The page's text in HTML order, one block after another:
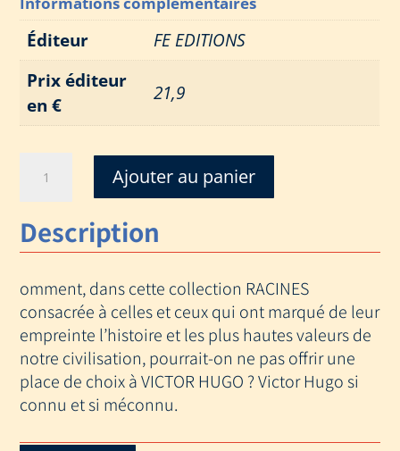
Éditeur
FE EDITIONS
Prix éditeur
en €
21,9
JE
SUIS...
VICTOR
Ajouter au panier
Description
omment, dans cette collection RACINES
consacrée à celles et ceux qui ont marqué de leur
empreinte l’histoire et les plus hautes valeurs de
notre civilisation, pourrait-on ne pas offrir une
place de choix à VICTOR HUGO ? Victor Hugo si
connu et si méconnu.